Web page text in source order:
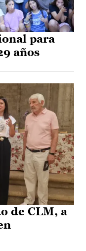
para
años
de CLM, a